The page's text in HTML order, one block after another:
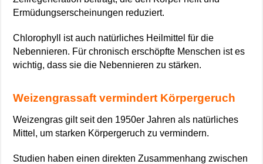
Ermüdungserscheinungen reduziert.
Chlorophyll ist auch natürliches Heilmittel für die
Nebennieren. Für chronisch erschöpfte Menschen ist es
wichtig, dass sie die Nebennieren zu stärken.
Weizengrassaft vermindert Körpergeruch
Weizengras gilt seit den 1950er Jahren als natürliches
Mittel, um starken Körpergeruch zu vermindern.
Studien haben einen direkten Zusammenhang zwischen